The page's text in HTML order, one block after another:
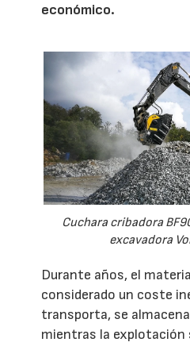
económico.
Cuchara cribadora
excavadora
Durante años, el
considerado un coste
transporta, se
mientras la explotación